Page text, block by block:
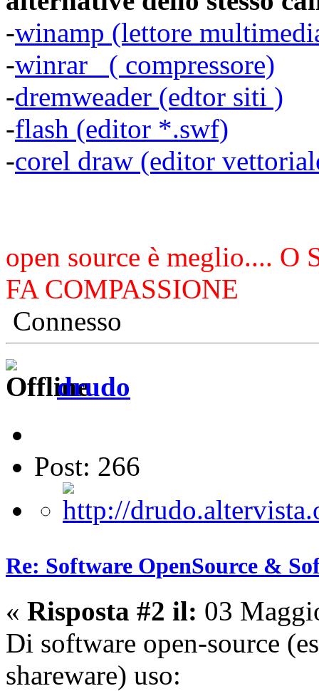
-winamp (lettore
-winrar ( compressore)
-dremweader (edtor siti )
-flash (editor *.swf)
-corel draw (editor
open source è meglio.... O
FA COMPASSIONE
Connesso
drudo
Post: 266
Re: Software OpenSource &
« Risposta #2 il: 03
Di software open-source
shareware) uso: